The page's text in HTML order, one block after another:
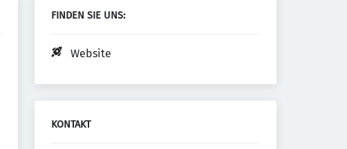
FINDEN SIE UNS:
Website
KONTAKT